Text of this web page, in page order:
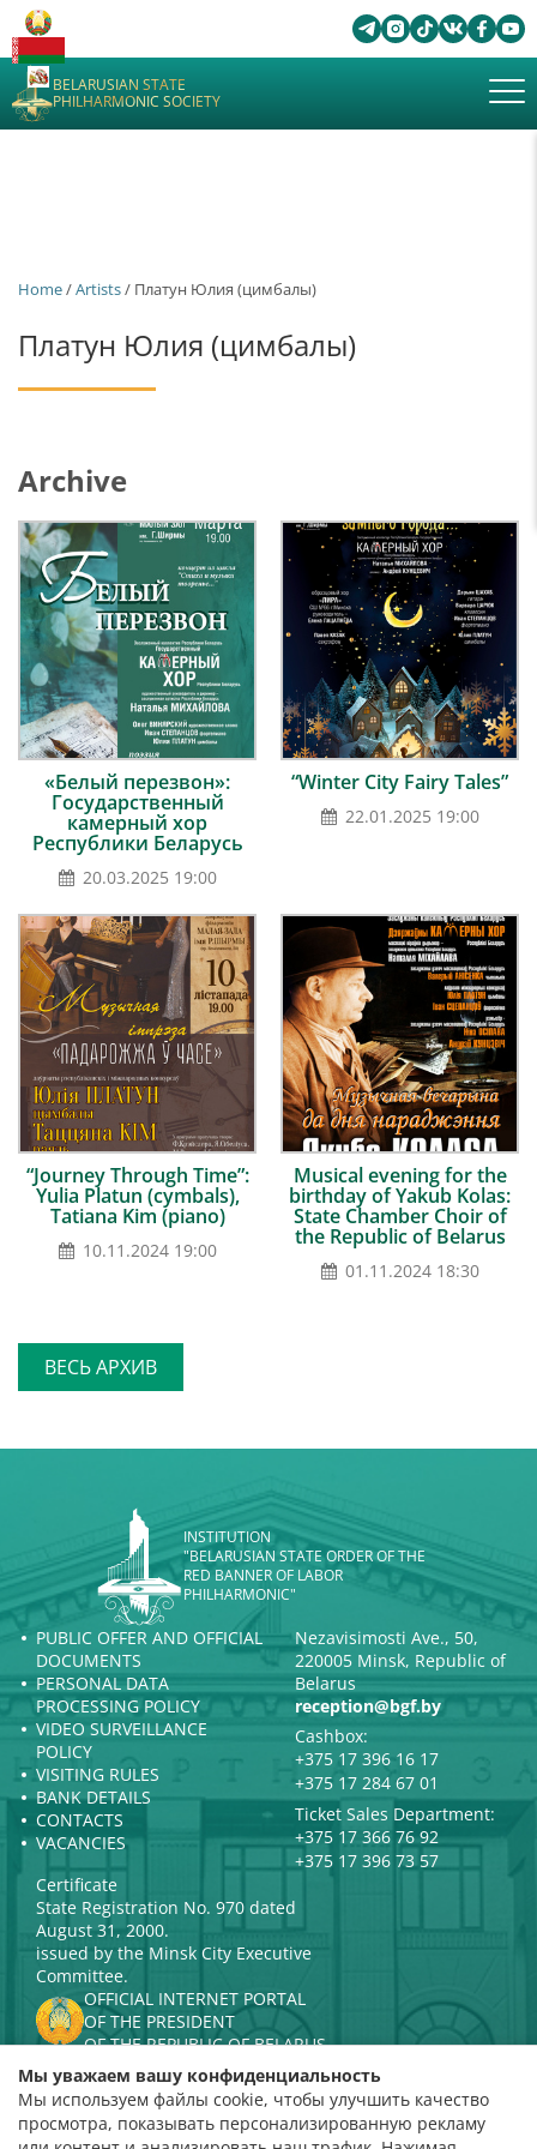
BELARUSIAN STATE
PHILHARMONIC SOCIETY
Home/Artists/ Платун Юлия (цимбалы)
Платун Юлия (цимбалы)
Archive
«Белый перезвон»:
Государственный
камерный хор
Республики Беларусь
20.03.2025 19:00
“Winter City Fairy Tales”
22.01.2025 19:00
“Journey Through Time”:
Yulia Platun (cymbals),
Tatiana Kim (piano)
10.11.2024 19:00
Musical evening for the
birthday of Yakub Kolas:
State Chamber Choir of
the Republic of Belarus
01.11.2024 18:30
ВЕСЬ АРХИВ
INSTITUTION
"BELARUSIAN STATE ORDER OF THE
RED BANNER OF LABOR
PHILHARMONIC"
PUBLIC OFFER AND OFFICIAL
DOCUMENTS
PERSONAL DATA
PROCESSING POLICY
VIDEO SURVEILLANCE
POLICY
VISITING RULES
BANK DETAILS
CONTACTS
VACANCIES
Nezavisimosti Ave., 50,
220005 Minsk, Republic of
Belarus
reception@bgf.by
Cashbox:
+375 17 396 16 17
+375 17 284 67 01
Ticket Sales Department:
+375 17 366 76 92
+375 17 396 73 57
Certificate
State Registration No. 970 dated
August 31, 2000.
issued by the Minsk City Executive
Committee.
OFFICIAL INTERNET PORTAL
OF THE PRESIDENT
OF THE REPUBLIC OF BELARUS
MINISTRY OF CULTURE OF THE
REPUBLIC OF BELARUS
PORTAL
RATING ASSESSMENT
Мы уважаем вашу конфиденциальность
Мы используем файлы cookie, чтобы улучшить качество
просмотра, показывать персонализированную рекламу